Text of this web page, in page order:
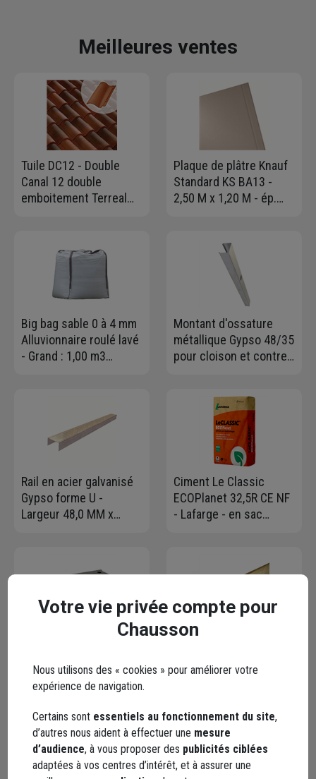
Meilleures ventes
Tuile DC12 - Double
Canal 12 double
emboitement Terreal
Plaque de plâtre Knauf
Standard KS BA13 -
2,50 M x 1,20 M - ép.
Big bag sable 0 à 4 mm
Alluvionnaire roulé lavé
- Grand : 1,00 m3
Montant d'ossature
métallique Gypso 48/35
pour cloison et contre-
Rail en acier galvanisé
Gypso forme U -
Largeur 48,0 MM x
Ciment Le Classic
ECOPlanet 32,5R CE NF
- Lafarge - en sac
mm - B40 OBRA - 3
parois, 6 trous
PLANCHE SAP/EPI CH2
Contactez-nous
Votre vie privée compte pour
Chausson
Nous utilisons des « cookies » pour améliorer votre
expérience de navigation.
Certains sont essentiels au fonctionnement du site,
d’autres nous aident à effectuer une mesure
d’audience, à vous proposer des publicités ciblées
adaptées à vos centres d’intérêt, et à assurer une